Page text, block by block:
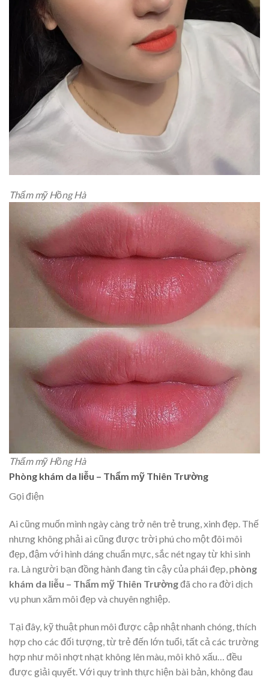
Thẩm mỹ Hồng Hà
Thẩm mỹ Hồng Hà
Phòng khám da liễu – Thẩm mỹ Thiên Trường
Gọi điện
Ai cũng muốn mình ngày càng trở nên trẻ trung, xinh đẹp. Thế
nhưng không phải ai cũng được trời phú cho một đôi môi
đẹp, đậm với hình dáng chuẩn mực, sắc nét ngay từ khi sinh
ra. Là người bạn đồng hành đang tin cậy của phái đẹp, phòng
khám da liễu – Thẩm mỹ Thiên Trườngđã cho ra đời dịch
vụ phun xăm môi đẹp và chuyên nghiệp.
Tại đây, kỹ thuật phun môi được cập nhật nhanh chóng, thích
hợp cho các đối tượng, từ trẻ đến lớn tuổi, tất cả các trường
hợp như môi nhợt nhạt không lên màu, môi khô xấu… đều
được giải quyết. Với quy trình thực hiện bài bản, không đau